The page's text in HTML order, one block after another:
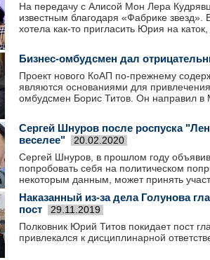
На передачу с Алисой Мон Лера
известным благодаря «Фабрике
хотела как-то пригласить Юрия на
Бизнес-омбудсмен дал
Проект нового КоАП по-прежнему
являются основаниями для привлечения
омбудсмен Борис Титов. Он направил в
Сергей Шнуров после роспуска
веселее"
20.02.2020
Сергей Шнуров, в прошлом году
попробовать себя на политическом
некоторым данным, может принять
Наказанный из-за дела Голунова
пост
29.11.2019
Полковник Юрий Титов покидает пост
привлекался к дисциплинарной